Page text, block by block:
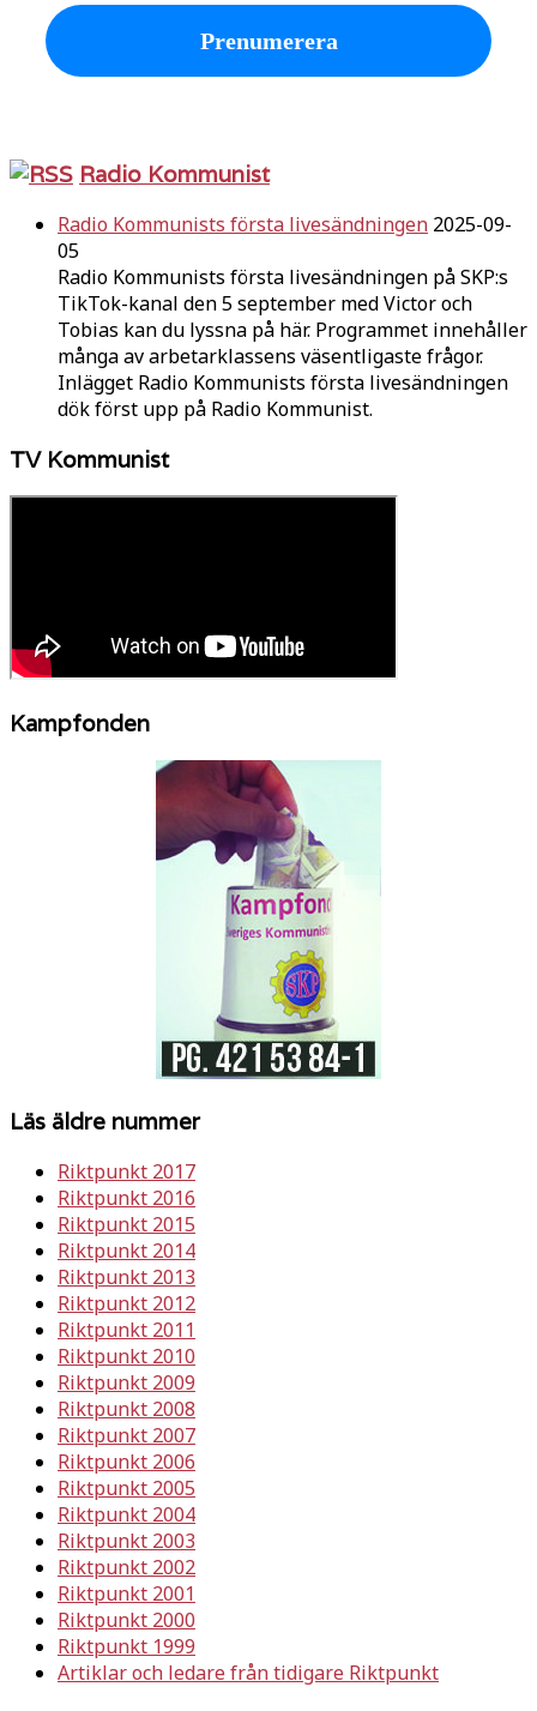
Radio Kommunist
Radio Kommunists första livesändningen 2025-09-
05
Radio Kommunists första livesändningen på SKP:s
TikTok-kanal den 5 september med Victor och
Tobias kan du lyssna på här. Programmet innehåller
många av arbetarklassens väsentligaste frågor.
Inlägget Radio Kommunists första livesändningen
dök först upp på Radio Kommunist.
TV Kommunist
Kampfonden
Läs äldre nummer
Riktpunkt 2017
Riktpunkt 2016
Riktpunkt 2015
Riktpunkt 2014
Riktpunkt 2013
Riktpunkt 2012
Riktpunkt 2011
Riktpunkt 2010
Riktpunkt 2009
Riktpunkt 2008
Riktpunkt 2007
Riktpunkt 2006
Riktpunkt 2005
Riktpunkt 2004
Riktpunkt 2003
Riktpunkt 2002
Riktpunkt 2001
Riktpunkt 2000
Riktpunkt 1999
Artiklar och ledare från tidigare Riktpunkt